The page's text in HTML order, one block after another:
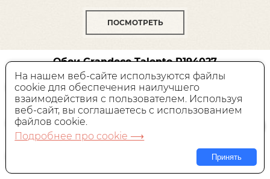
ПОСМОТРЕТЬ
Обои Grandeco TalentoR194027
Виниловые, Россия, 1,06x10,05 м
Цена:
2 579 руб.
В КОРЗИНУ
На нашем веб-сайте используются файлы
cookie для обеспечения наилучшего
взаимодействия с пользователем. Используя
веб-сайт, вы соглашаетесь с использованием
файлов cookie.
Подробнее про cookie ⟶
Принять